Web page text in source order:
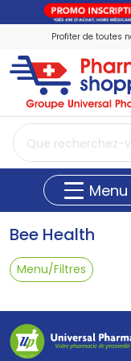
Profiter de toutes
Menu
Bee Health
Menu/Filtres